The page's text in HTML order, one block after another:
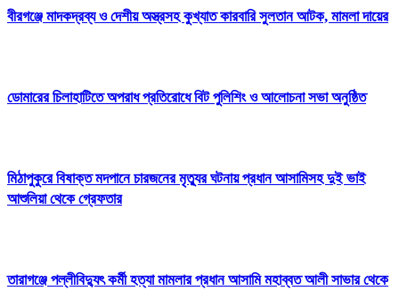
বীরগঞ্জে মাদকদ্রব্য ও দেশীয় অস্ত্রসহ কুখ্যাত কারবারি সুলতান আটক, মামলা দায়ের
ডোমারের চিলাহাটিতে অপরাধ প্রতিরোধে বিট পুলিশিং ও আলোচনা সভা অনুষ্ঠিত
মিঠাপুকুরে বিষাক্ত মদপানে চারজনের মৃত্যুর ঘটনায় প্রধান আসামিসহ দুই ভাই
আশুলিয়া থেকে গ্রেফতার
তারাগঞ্জে পল্লীবিদ্যুৎ কর্মী হত্যা মামলার প্রধান আসামি মহাব্বত আলী সাভার থেকে